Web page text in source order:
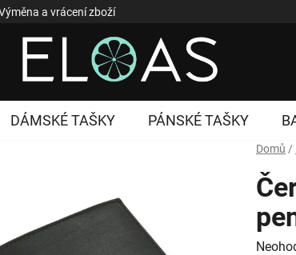
a vrácení zboží
DÁMSKÉ TAŠKY PÁNSKÉ TAŠKY
Domů /